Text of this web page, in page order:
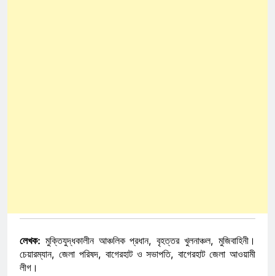
লেখক: মুক্তিযুদ্ধকালীন আঞ্চলিক প্রধান, বৃহত্তর খুলনাঞ্চল, মুজিবাহিনী।
চেয়ারম্যান, জেলা পরিষদ, বাগেরহাট ও সভাপতি, বাগেরহাট জেলা আওয়ামী
লীগ।